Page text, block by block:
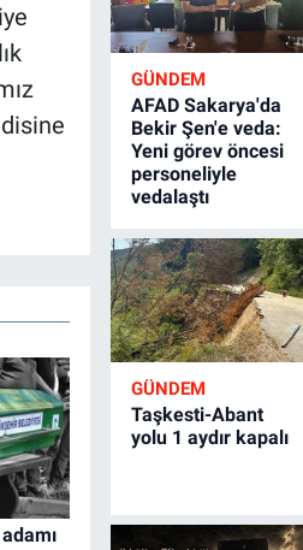
GÜNDEM
AFAD Sakarya'da
Bekir Şen'e veda:
Yeni görev öncesi
personeliyle
vedalaştı
GÜNDEM
Taşkesti-Abant
yolu 1 aydır kapalı